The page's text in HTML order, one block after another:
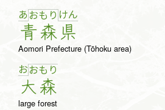
あお
青
も り
森
けん
県
Aomori Prefecture (Tōhoku area)
おお
大
も り
森
large forest